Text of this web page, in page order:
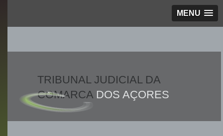
MENU
TRIBUNAL JUDICIAL DA
COMARCADOS AÇORES